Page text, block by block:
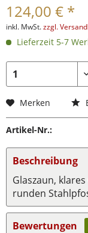
124,00 € *
inkl. MwSt.zzgl.
Lieferzeit 5-7
Merken
Artikel-Nr.:
Beschreibung
Glaszaun,
runden
Bewertungen